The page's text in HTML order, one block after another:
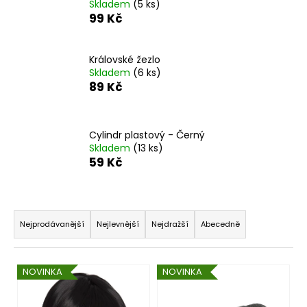
Skladem (5 ks)
99 Kč
Královské žezlo
Skladem (6 ks)
89 Kč
Cylindr plastový - Černý
Skladem (13 ks)
59 Kč
Ř
a
z
e
n
Nejprodávanější Nejlevnější Nejdražší Abecedně
V
ý
NOVINKA NOVINKA
D
o
p
o
r